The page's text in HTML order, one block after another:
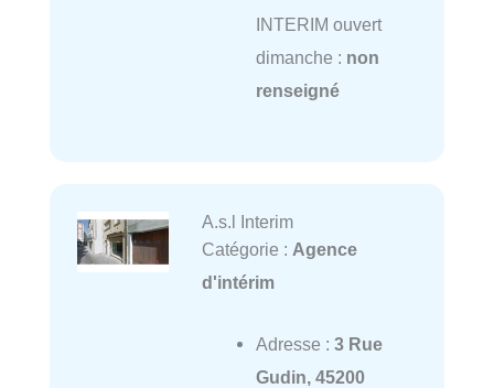
INTERIM ouvert
dimanche : non
renseigné
A.s.l Interim
Catégorie : Agence
d'intérim
Adresse : 3 Rue
Gudin, 45200